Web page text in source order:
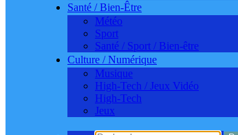
Santé / Bien-Être
Météo
Sport
Santé / Sport / Bien-être
Culture / Numérique
Musique
High-Tech / Jeux Vidéo
High-Tech
Jeux